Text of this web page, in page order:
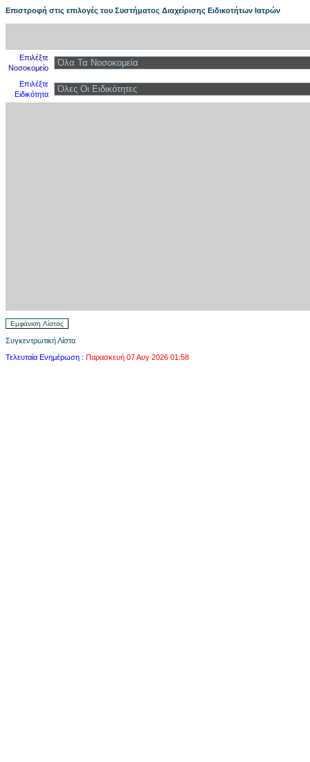
Επιστροφή στις επιλογές του Συστήματος Διαχείρισης Ειδικοτήτων Ιατρών
Επιλέξτε
Νοσοκομείο
Επιλέξτε
Ειδικότητα
Συγκεντρωτική Λίστα
Τελευταία Ενημέρωση : Παρασκευή 07 Αυγ 2026 01:58